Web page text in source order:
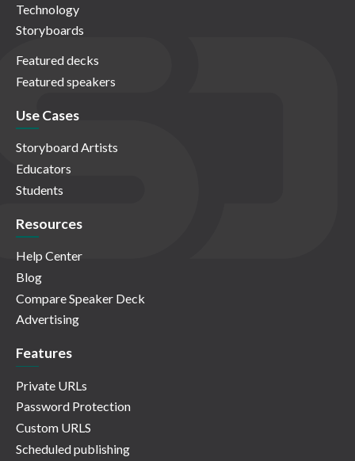
Technology
Storyboards
Featured decks
Featured speakers
Use Cases
Storyboard Artists
Educators
Students
Resources
Help Center
Blog
Compare Speaker Deck
Advertising
Features
Private URLs
Password Protection
Custom URLS
Scheduled publishing